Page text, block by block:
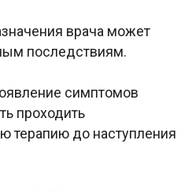
врача может
последствиям.
симптомов
проходить
терапию до наступления